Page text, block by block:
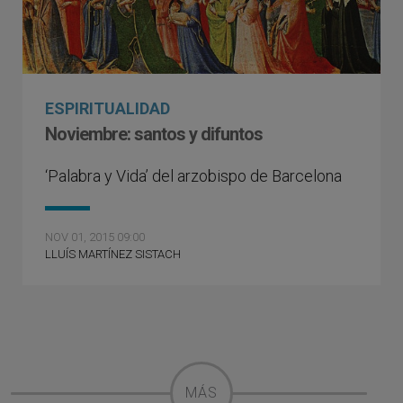
ESPIRITUALIDAD
Noviembre: santos y difuntos
‘Palabra y Vida’ del arzobispo de Barcelona
NOV 01, 2015 09:00
LLUÍS MARTÍNEZ SISTACH
MÁS